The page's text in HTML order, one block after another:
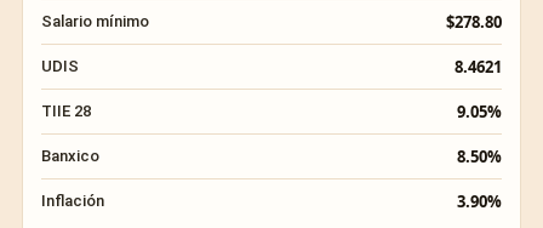
Salario mínimo $278.80
UDIS 8.4621
TIIE 28 9.05%
Banxico 8.50%
Inflación 3.90%